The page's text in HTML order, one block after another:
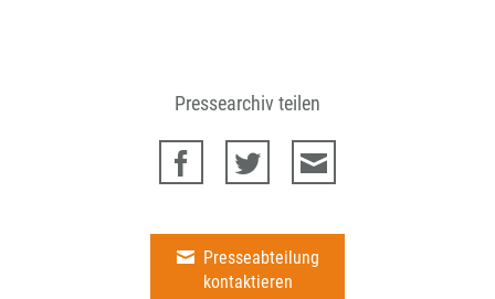
Pressearchiv teilen
Presseabteilung
kontaktieren